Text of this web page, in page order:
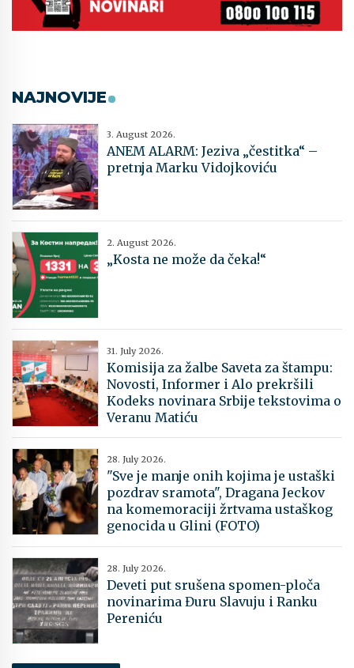
NAJNOVIJE
3. August 2026.
ANEM ALARM: Jeziva „čestitka“ –
pretnja Marku Vidojkoviću
2. August 2026.
„Kosta ne može da čeka!“
31. July 2026.
Komisija za žalbe Saveta za štampu:
Novosti, Informer i Alo prekršili
Kodeks novinara Srbije tekstovima o
Veranu Matiću
28. July 2026.
"Sve je manje onih kojima je ustaški
pozdrav sramota", Dragana Jeckov
na komemoraciji žrtvama ustaškog
genocida u Glini (FOTO)
28. July 2026.
Deveti put srušena spomen-ploča
novinarima Đuru Slavuju i Ranku
Pereniću